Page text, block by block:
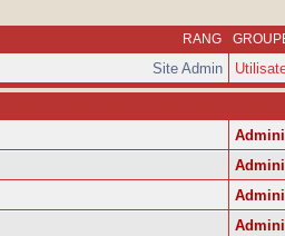
RANG
Site Admin